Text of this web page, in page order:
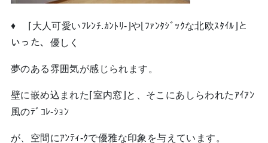
♦ ⌈大人可愛いﾌﾚﾝﾁ.ｶﾝﾄﾘ-⌋や⌊ﾌｧﾝﾀｼﾞｯｸな北欧ｽﾀｲﾙ⌋と
いった、優しく
夢のある雰囲気が感じられます。
壁に嵌め込まれた⌈室内窓⌋と、そこにあしらわれたｱｲｱﾝ
風のﾃﾞｺﾚ-ｼｮﾝ
が、空間にｱﾝﾃｨ-ｸで優雅な印象を与えています。